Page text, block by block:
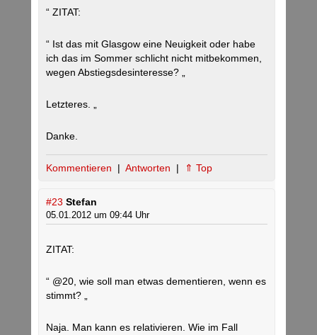
“ ZITAT:
“ Ist das mit Glasgow eine Neuigkeit oder habe
ich das im Sommer schlicht nicht mitbekommen,
wegen Abstiegsdesinteresse? „
Letzteres. „
Danke.
Kommentieren | Antworten | ⇑ Top
#23 Stefan
05.01.2012 um 09:44 Uhr
ZITAT:
“ @20, wie soll man etwas dementieren, wenn es
stimmt? „
Naja. Man kann es relativieren. Wie im Fall